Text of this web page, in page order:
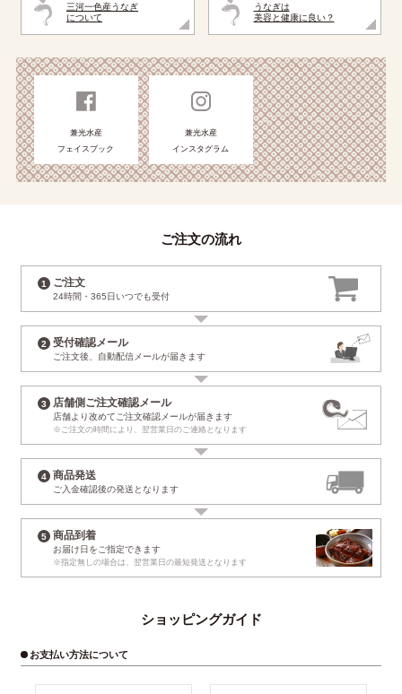
三河一色産うなぎ
について
うなぎは
美容と健康に良い？
兼光水産
フェイスブック
兼光水産
インスタグラム
ご注文の流れ
ご注文
24時間・365日いつでも受付
受付確認メール
ご注文後、自動配信 メールが届きます
店舗側ご注文確認メール
店舗より改めて ご注文確認メールが届きます
※ご注文の時間により、 翌営業日のご連絡となります
商品発送
ご入金確認後の発送となります
商品到着
お届け日 をご指定できます
※指定無しの場合は、 翌営業日の最短発送となります
ショッピングガイド
お支払い方法について